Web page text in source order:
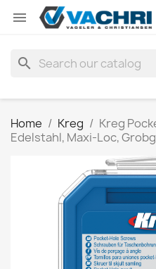

search
Home Kreg
Kreg
Edelstahl, Maxi-Loc,